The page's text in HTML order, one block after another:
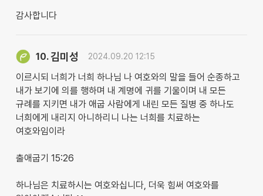
감사합니다
10.김미성 2024.09.20 12:15
이르시되 너희가 너희 하나님 나 여호와의 말을 들어 순종하고
내가 보기에 의를 행하며 내 계명에 귀를 기울이며 내 모든
규례를 지키면 내가 애굽 사람에게 내린 모든 질병 중 하나도
너희에게 내리지 아니하리니 나는 너희를 치료하는
여호와임이라
출애굽기 15:26
하나님은 치료하시는 여호와십니다, 더욱 힘써 여호와를